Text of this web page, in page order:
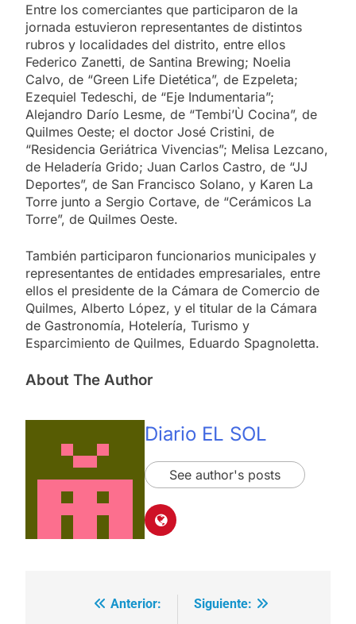
Entre los comerciantes que participaron de la
jornada estuvieron representantes de distintos
rubros y localidades del distrito, entre ellos
Federico Zanetti, de Santina Brewing; Noelia
Calvo, de “Green Life Dietética”, de Ezpeleta;
Ezequiel Tedeschi, de “Eje Indumentaria”;
Alejandro Darío Lesme, de “Tembi’Ù Cocina”, de
Quilmes Oeste; el doctor José Cristini, de
“Residencia Geriátrica Vivencias”; Melisa Lezcano,
de Heladería Grido; Juan Carlos Castro, de “JJ
Deportes”, de San Francisco Solano, y Karen La
Torre junto a Sergio Cortave, de “Cerámicos La
Torre”, de Quilmes Oeste.
También participaron funcionarios municipales y
representantes de entidades empresariales, entre
ellos el presidente de la Cámara de Comercio de
Quilmes, Alberto López, y el titular de la Cámara
de Gastronomía, Hotelería, Turismo y
Esparcimiento de Quilmes, Eduardo Spagnoletta.
About The Author
Diario EL SOL
See author's posts
Navegación
Anterior:
Siguiente: